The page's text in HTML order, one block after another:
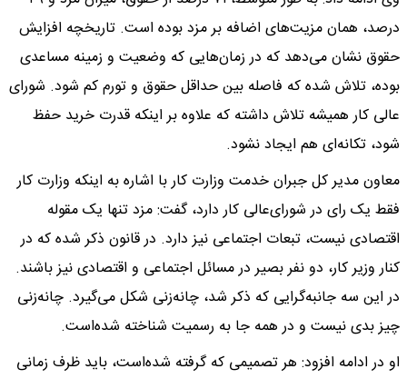
درصد، همان مزیت‌های اضافه بر مزد بوده است. تاریخچه افزایش
حقوق نشان می‌دهد که در زمان‌هایی که وضعیت و زمینه مساعدی
بوده، تلاش شده که فاصله بین حداقل حقوق و تورم کم شود. شورای
عالی کار همیشه تلاش داشته که علاوه بر اینکه قدرت خرید حفظ
شود، تکانه‌ای هم ایجاد نشود.
معاون مدیر کل جبران خدمت وزارت کار با اشاره به اینکه وزارت کار
فقط یک رای در شورای‌عالی کار دارد، گفت: مزد تنها یک مقوله
اقتصادی نیست، تبعات اجتماعی نیز دارد. در قانون ذکر شده که در
کنار وزیر کار، دو نفر بصیر در مسائل اجتماعی و اقتصادی نیز باشند.
در این سه جانبه‌گرایی که ذکر شد، چانه‌زنی شکل می‌گیرد. چانه‌زنی
چیز بدی نیست و در همه جا به رسمیت شناخته شده‌است.
او در ادامه افزود: هر تصمیمی که گرفته شده‌است، باید ظرف زمانی